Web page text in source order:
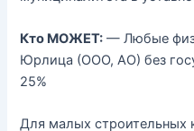
Кто МОЖЕТ: — Любые
Юрлица (ООО, АО) без
25%
Для малых строительных